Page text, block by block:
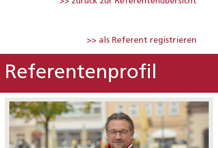
>> als Referent registrieren
Referentenprofil